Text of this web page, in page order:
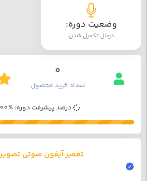
وضعیت دوره:
درحال تکمیل شدن
0
تعداد خرید محصول
درصد پیشرفت دوره: %100
تعمیر آیفون صوتی